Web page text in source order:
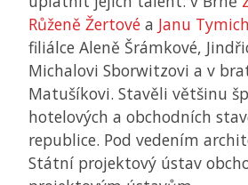
Růženě Žertové a Janu
filiálce Aleně Šrámkové,
Michalovi Sborwitzovi a v
Matušíkovi. Stavěli většinu
hotelových a obchodních
republice. Pod vedením
Státní projektový ústav